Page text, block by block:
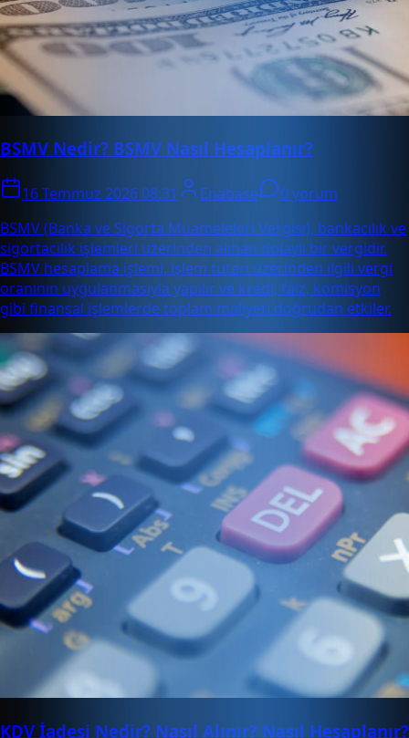
BSMV Nedir? BSMV Nasıl Hesaplanır?
16 Temmuz 2026 08:31 Enabase
0 yorum
BSMV (Banka ve Sigorta Muameleleri Vergisi), bankacılık ve
sigortacılık işlemleri üzerinden alınan dolaylı bir vergidir.
BSMV hesaplama işlemi, işlem tutarı üzerinden ilgili vergi
oranının uygulanmasıyla yapılır ve kredi, faiz, komisyon
gibi finansal işlemlerde toplam maliyeti doğrudan etkiler.
KDV İadesi Nedir? Nasıl Alınır? Nasıl Hesaplanır?